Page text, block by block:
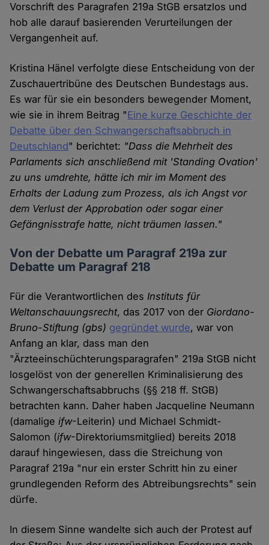
Vorschrift des Paragrafen 219a StGB ersatzlos und
hob alle darauf basierenden Verurteilungen der
Vergangenheit auf.
Kristina Hänel verfolgte diese Entscheidung von der
Zuschauertribüne des Deutschen Bundestags aus.
Es war für sie ein besonders bewegender Moment,
wie sie in ihrem Beitrag "Eine kurze Geschichte der
Debatte über den Schwangerschaftsabbruch in
Deutschland" berichtet: "Dass die Mehrheit des
Parlaments sich anschließend mit 'Standing Ovation'
zu uns umdrehte, hätte ich mir im Moment des
Erhalts der Ladung zum Prozess, als ich Angst vor
dem Verlust der Approbation oder sogar einer
Gefängnisstrafe hatte, nicht träumen lassen."
Von der Debatte um Paragraf 219a zur
Debatte um Paragraf 218
Für die Verantwortlichen desInstituts für
Weltanschauungsrecht, das 2017 von der Giordano-
Bruno-Stiftung (gbs) gegründet wurde, war von
Anfang an klar, dass man den
"Ärzteeinschüchterungsparagrafen" 219a StGB nicht
losgelöst von der generellen Kriminalisierung des
Schwangerschaftsabbruchs (§§ 218 ff. StGB)
betrachten kann. Daher haben Jacqueline Neumann
(damaligeifw-Leiterin) und Michael Schmidt-
Salomon (ifw-Direktoriumsmitglied) bereits 2018
darauf hingewiesen, dass die Streichung von
Paragraf 219a "nur ein erster Schritt hin zu einer
grundlegenden Reform des Abtreibungsrechts" sein
dürfe.
In diesem Sinne wandelte sich auch der Protest auf